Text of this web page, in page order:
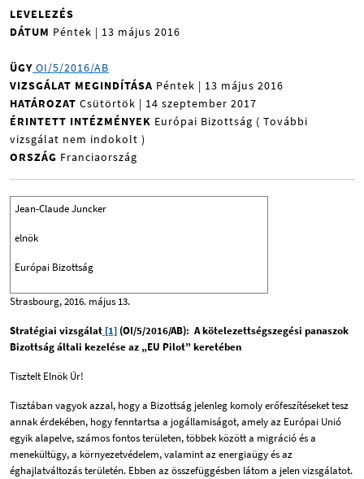
LEVELEZÉS
DÁTUM Péntek | 13 május 2016
ÜGY OI/5/2016/AB
VIZSGÁLAT MEGINDÍTÁSA Péntek | 13 május 2016
HATÁROZAT Csütörtök | 14 szeptember 2017
ÉRINTETT INTÉZMÉNYEK Európai Bizottság ( További
vizsgálat nem indokolt )
ORSZÁG Franciaország
Jean-Claude Juncker
elnök
Európai Bizottság
Strasbourg, 2016. május 13.
Stratégiai vizsgálat [1] (OI/5/2016/AB): A kötelezettségszegési panaszok
Bizottság általi kezelése az „EU Pilot” keretében
Tisztelt Elnök Úr!
Tisztában vagyok azzal, hogy a Bizottság jelenleg komoly erőfeszítéseket tesz
annak érdekében, hogy fenntartsa a jogállamiságot, amely az Európai Unió
egyik alapelve, számos fontos területen, többek között a migráció és a
menekültügy, a környezetvédelem, valamint az energiaügy és az
éghajlatváltozás területén. Ebben az összefüggésben látom a jelen vizsgálatot.